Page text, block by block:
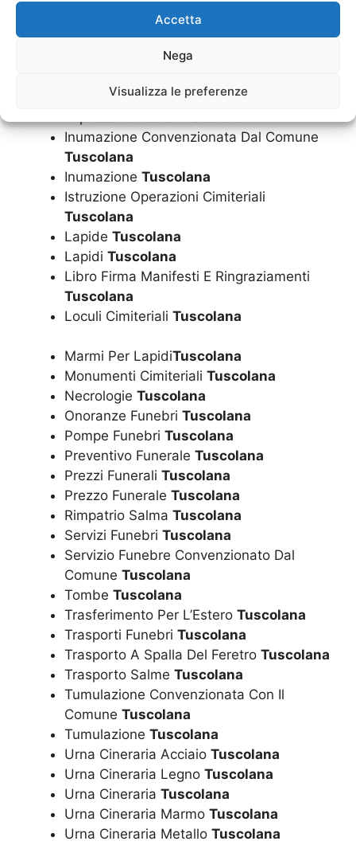
Accetta
Nega
Visualizza le preferenze
Funerale EconomicoTuscolana
Funerale LaicoTuscolana
Tuscolana
Imbalsamazioni Tuscolana
Inumazione Convenzionata Dal Comune
Tuscolana
Inumazione Tuscolana
Istruzione Operazioni Cimiteriali
Tuscolana
Lapide Tuscolana
Lapidi Tuscolana
Libro Firma Manifesti E Ringraziamenti
Tuscolana
Loculi Cimiteriali Tuscolana
Marmi Per LapidiTuscolana
Monumenti Cimiteriali Tuscolana
Necrologie Tuscolana
Onoranze Funebri Tuscolana
Pompe Funebri Tuscolana
Preventivo Funerale Tuscolana
Prezzi Funerali Tuscolana
Prezzo Funerale Tuscolana
Rimpatrio Salma Tuscolana
Servizi Funebri Tuscolana
Servizio Funebre Convenzionato Dal
Comune Tuscolana
Tombe Tuscolana
Trasferimento Per L’Estero Tuscolana
Trasporti Funebri Tuscolana
Trasporto A Spalla Del Feretro Tuscolana
Trasporto Salme Tuscolana
Tumulazione Convenzionata Con Il
Comune Tuscolana
Tumulazione Tuscolana
Urna Cineraria Acciaio Tuscolana
Urna Cineraria Legno Tuscolana
Urna Cineraria Tuscolana
Urna Cineraria Marmo Tuscolana
Urna Cineraria Metallo Tuscolana